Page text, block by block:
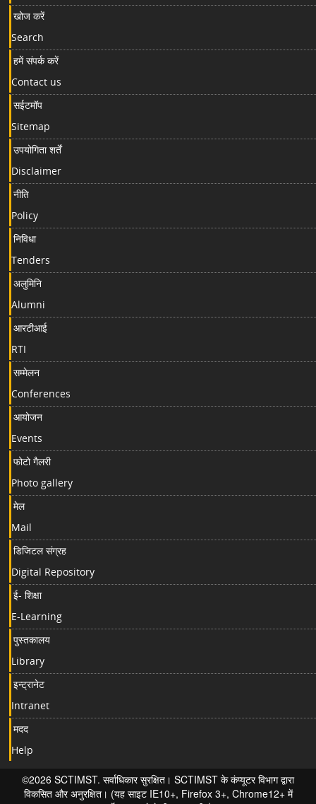
खोज करें
Search
हमें संपर्क करें
Contact us
सईटमॉप
Sitemap
उपयोगिता शर्तें
Disclaimer
नीति
Policy
निविधा
Tenders
अलुमिनि
Alumni
आरटीआई
RTI
सम्मेलन
Conferences
आयोजन
Events
फोटो गैलरी
Photo gallery
मेल
Mail
डिजिटल संग्रह
Digital Repository
ई- शिक्षा
E-Learning
पुस्तकालय
Library
इन्ट्रानेट
Intranet
मदद
Help
©2026 SCTIMST. सर्वाधिकार सुरक्षित। SCTIMST के कंप्यूटर विभाग द्वारा
विकसित और अनुरक्षित। (यह साइट IE10+, Firefox 3+, Chrome12+ में